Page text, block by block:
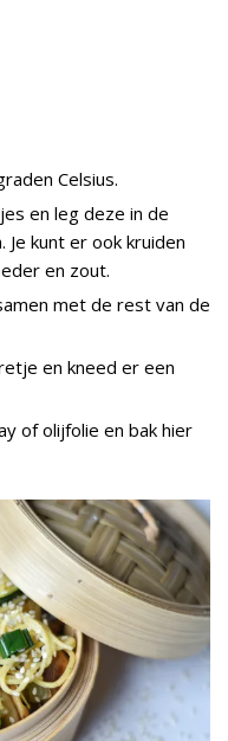
Celsius.
en leg deze in de
kunt er ook kruiden
en zout.
met de rest van de
en kneed er een
of olijfolie en bak hier